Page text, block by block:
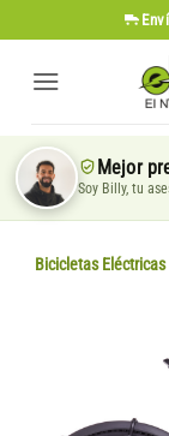
al
contenido
Mejor
Soy Billy, tu
Bicicletas Eléctricas